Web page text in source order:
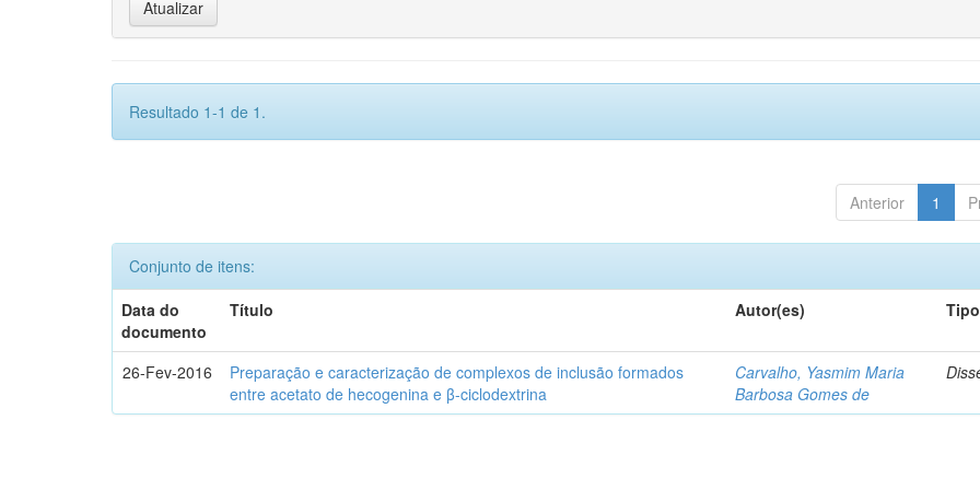
Resultado 1-1 de 1.
Anterior 1
Conjunto de itens:
Data do
documento
Título Autor(es) Tipo
26-Fev-2016
Preparação e caracterização de complexos de inclusão formados
entre acetato de hecogenina e β-ciclodextrina
Carvalho, Yasmim Maria
Barbosa Gomes de